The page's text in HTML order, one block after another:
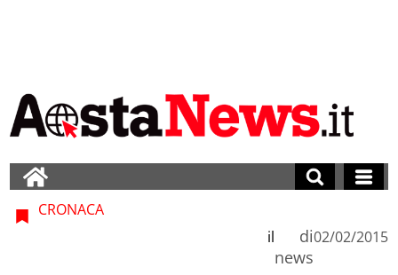
CRONACA
di
news
il 02/02/2015